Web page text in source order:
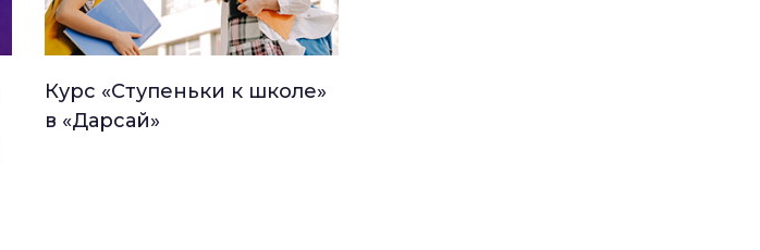
Курс «Ступеньки к школе»
в «Дарсай»